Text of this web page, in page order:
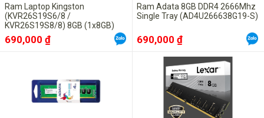
Ram Laptop Kingston
(KVR26S19S6/8 /
KVR26S19S8/8) 8GB (1x8GB)
DDR4 2666MHz
690,000 ₫
Ram Adata 8GB DDR4 2666Mhz
Single Tray (AD4U266638G19-S)
690,000 ₫